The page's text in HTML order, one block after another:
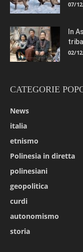
07/
In
02/
CATEGORIE
News
italia
etnismo
Polinesia in diretta
polinesiani
geopolitica
curdi
autonomismo
storia